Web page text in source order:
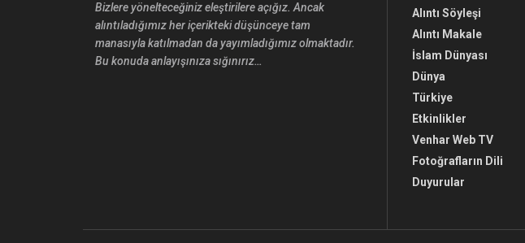
Bizlere yönelteceğiniz eleştirilere açığız. Ancak
alıntıladığımız her içerikteki düşünceye tam
manasıyla katılmadan da yayımladığımız olmaktadır.
Bu konuda anlayışınıza sığınırız…
Alıntı Söyleşi
Alıntı Makale
İslam Dünyası
Dünya
Türkiye
Etkinlikler
Venhar Web TV
Fotoğrafların Dili
Duyurular